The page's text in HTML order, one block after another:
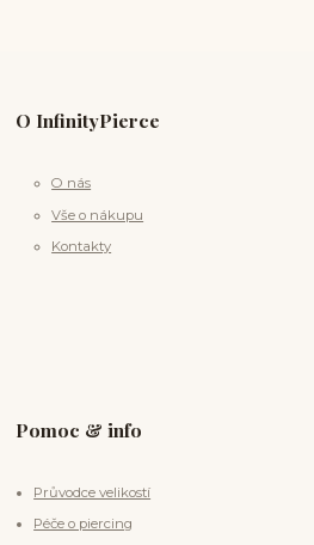
O InfinityPierce
O nás
Vše o nákupu
Kontakty
Pomoc & info
Průvodce velikostí
Péče o piercing